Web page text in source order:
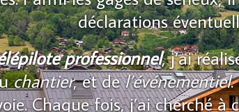
déclarations
professionnel, j’ai
chantier, et del’événementiel
Chaque fois, j’ai cherché